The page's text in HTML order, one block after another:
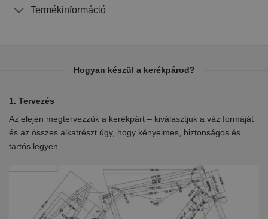
Termékinformáció
Hogyan készül a kerékpárod?
1. Tervezés
Az elején megtervezzük a kerékpárt – kiválasztjuk a váz formáját
és az összes alkatrészt úgy, hogy kényelmes, biztonságos és
tartós legyen.